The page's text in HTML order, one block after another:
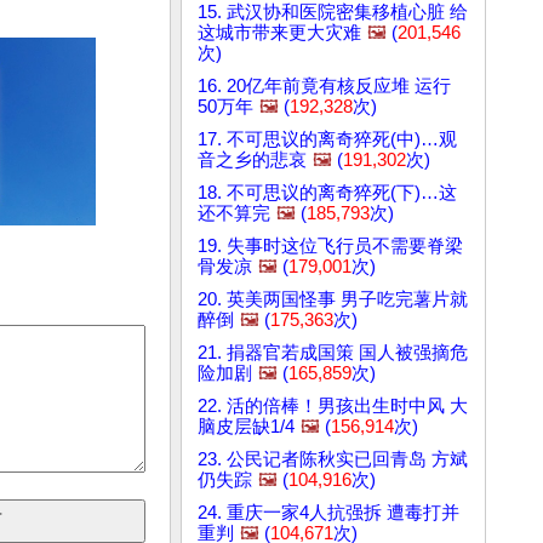
15. 武汉协和医院密集移植心脏 给
这城市带来更大灾难 🖼️ (201,546
次)
16. 20亿年前竟有核反应堆 运行
50万年 🖼️ (192,328次)
17. 不可思议的离奇猝死(中)…观
音之乡的悲哀 🖼️ (191,302次)
18. 不可思议的离奇猝死(下)…这
还不算完 🖼️ (185,793次)
19. 失事时这位飞行员不需要脊梁
骨发凉 🖼️ (179,001次)
20. 英美两国怪事 男子吃完薯片就
醉倒 🖼️ (175,363次)
21. 捐器官若成国策 国人被强摘危
险加剧 🖼️ (165,859次)
22. 活的倍棒！男孩出生时中风 大
脑皮层缺1/4 🖼️ (156,914次)
23. 公民记者陈秋实已回青岛 方斌
仍失踪 🖼️ (104,916次)
24. 重庆一家4人抗强拆 遭毒打并
重判 🖼️ (104,671次)